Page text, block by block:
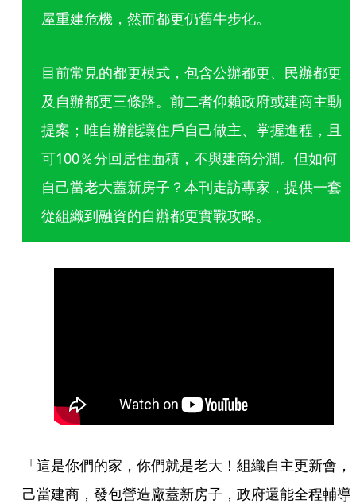
屋重建危機，然而都更仍舊牛步化。
目前常見的都更模式，包含公辦都更、民辦都更
及自辦都更三條路。前二者仰賴政府或建商主動
提案；唯自辦能讓住戶自己做主、掌握進程，且
可100％分回居住面積，不與建商分潤。但如何
自己當老大蓋新房子？本刊走訪專家，提供一套
從組織到融資的自辦都更實戰攻略。
「這是你們的家，你們就是老大！組織自主更新會，
己當建商，發包營造廠蓋新房子，政府還能全程輔導